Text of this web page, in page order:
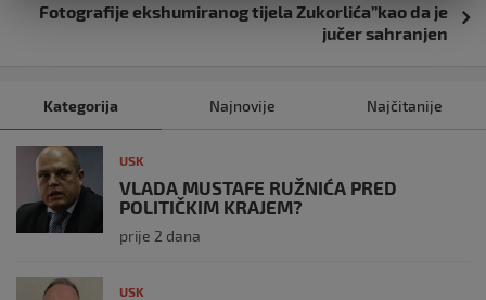
Fotografije ekshumiranog tijela Zukorlića”kao da je
jučer sahranjen
Kategorija Najnovije Najčitanije
USK
VLADA MUSTAFE RUŽNIĆA PRED
POLITIČKIM KRAJEM?
prije 2 dana
USK